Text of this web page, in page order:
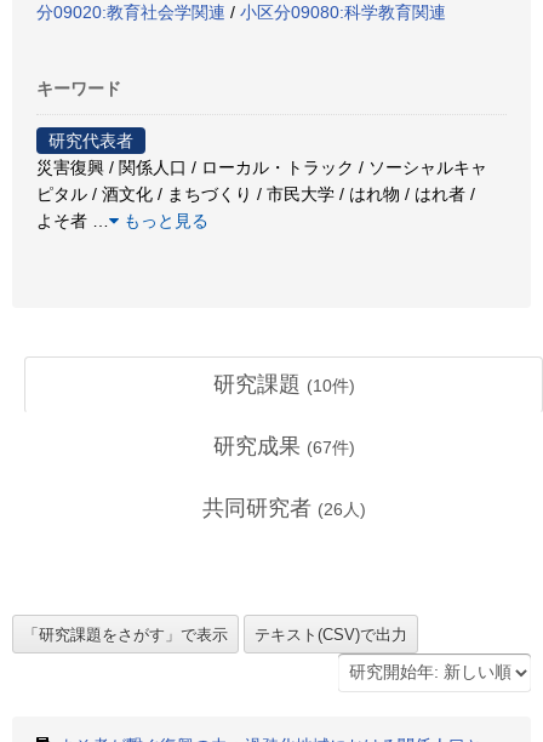
分09020:教育社会学関連 / 小区分09080:科学教育関連
キーワード
研究代表者
災害復興 / 関係人口 / ローカル・トラック / ソーシャルキャ
ピタル / 酒文化 / まちづくり / 市民大学 / はれ物 / はれ者 /
よそ者
もっと見る
研究課題 (10件)
研究成果 (67件)
共同研究者 (26 人)